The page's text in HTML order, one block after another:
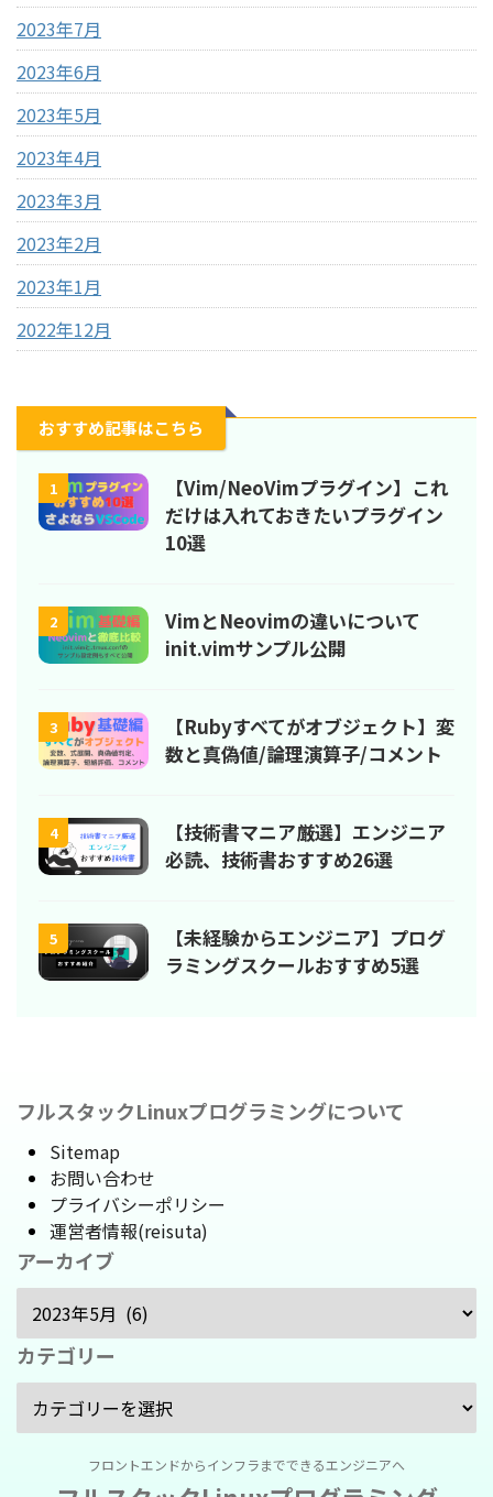
2023年7月
2023年6月
2023年5月
2023年4月
2023年3月
2023年2月
2023年1月
2022年12月
おすすめ記事はこちら
1
【Vim/NeoVimプラグイン】これ
だけは入れておきたいプラグイン
10選
2
VimとNeovimの違いについて
init.vimサンプル公開
3
【Rubyすべてがオブジェクト】変
数と真偽値/論理演算子/コメント
4
【技術書マニア厳選】エンジニア
必読、技術書おすすめ26選
5
【未経験からエンジニア】プログ
ラミングスクールおすすめ5選
フルスタックLinuxプログラミングについて
Sitemap
お問い合わせ
プライバシーポリシー
運営者情報(reisuta)
アーカイブ
カテゴリー
フロントエンドからインフラまでできるエンジニアへ